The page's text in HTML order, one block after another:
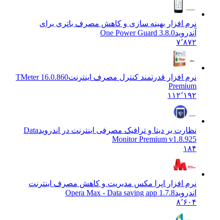
نرم افزار بهینه سازی و کاهش مصرف باتری برای
آندرویدOne Power Guard 3.8.0
۷٬۸۷۲
نرم افزار قدرتمند کنترل مصرف اینترنتTMeter 16.0.860
Premium
۱۱۲٬۱۹۲
نظارت بر دیتا و ترافیک مصرفی اینترنت در اندرویدData
Monitor Premium v1.8.925
۱۸۴
نرم افزار اپرا مکس مدیریت و کاهش مصرف اینترنت
اندروید1.7.8 Opera Max - Data saving app
۸٬۶۰۴